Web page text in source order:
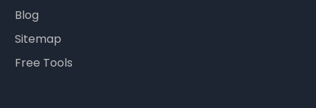
Blog
Sitemap
Free Tools